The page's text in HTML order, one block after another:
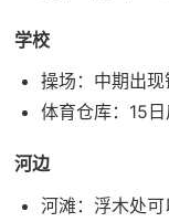
学校
操场：中期出现
体育仓库：15日
河边
河滩：浮木处